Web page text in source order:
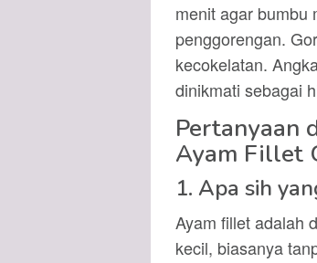
menit agar bumbu
penggorengan.
kecokelatan.
dinikmati sebagai
Pertanyaan
Ayam Fillet
1. Apa sih
Ayam fillet adalah
kecil, biasanya